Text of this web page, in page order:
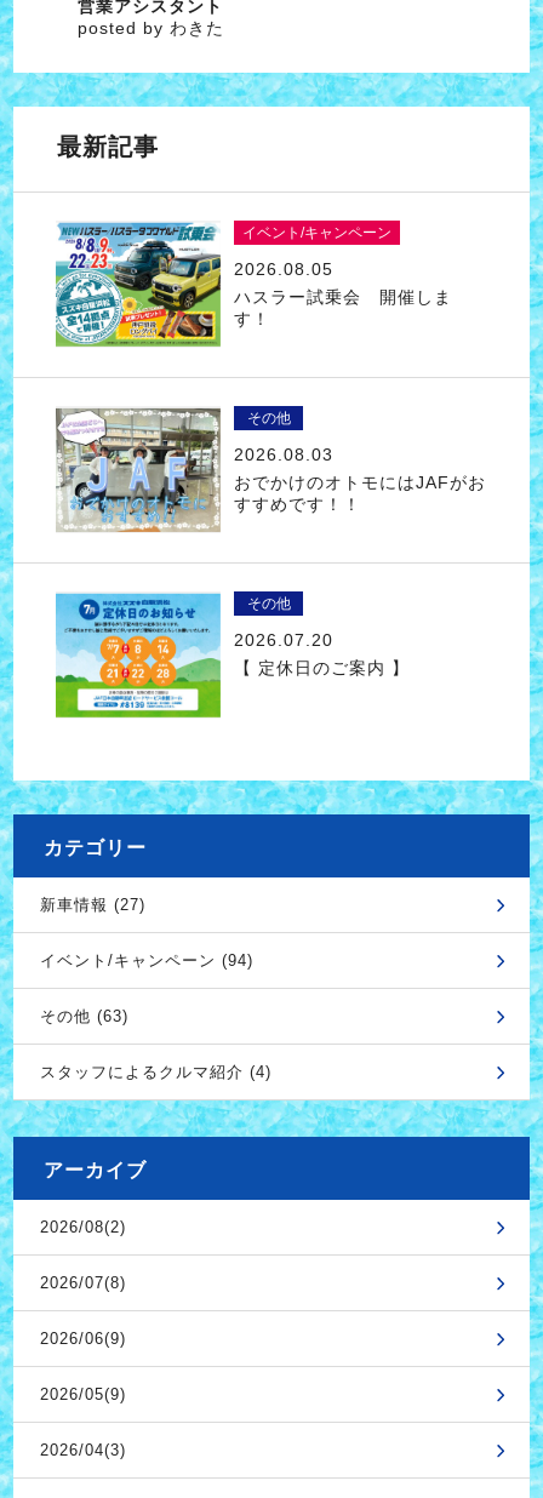
営業アシスタント
posted by わきた
最新記事
イベント/キャンペーン
2026.08.05
ハスラー試乗会 開催しま
す！
その他
2026.08.03
おでかけのオトモにはJAFがお
すすめです！！
その他
2026.07.20
【 定休日のご案内 】
カテゴリー
新車情報 (27)
イベント/キャンペーン (94)
その他 (63)
スタッフによるクルマ紹介 (4)
アーカイブ
2026/08(2)
2026/07(8)
2026/06(9)
2026/05(9)
2026/04(3)